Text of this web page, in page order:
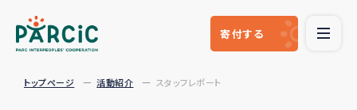
寄付する
トップページ 活動紹介 スタッフレポート